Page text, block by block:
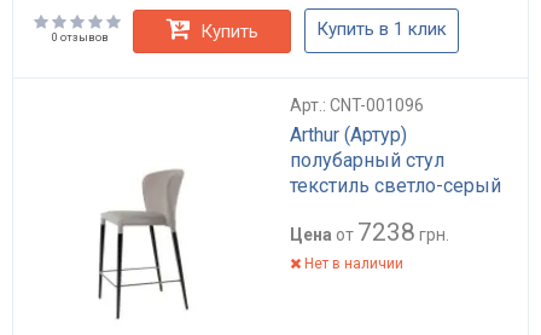
0 отзывов Купить Купить в 1 клик
Арт.: CNT-001096
Arthur (Артур)
полубарный стул
текстиль светло-серый
Цена от 7238 грн.
Нет в наличии